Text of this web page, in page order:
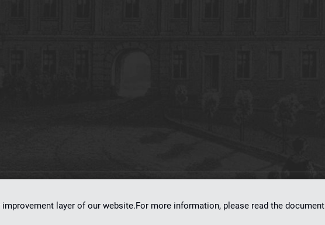
layer of our website.For more information, please read the document